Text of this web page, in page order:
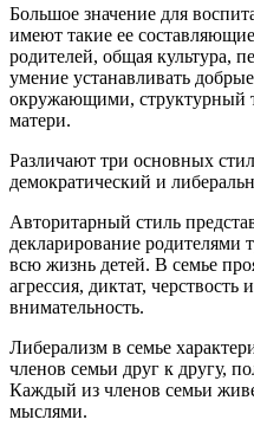
Большое значение для
имеют такие ее
родителей, общая культура,
умение устанавливать
окружающими, структурный
матери.
Различают три основных
демократический и
Авторитарный стиль
декларирование родителями
всю жизнь детей. В семье
агрессия, диктат, черствость
внимательность.
Либерализм в семье
членов семьи друг к другу,
Каждый из членов семьи
мыслями.